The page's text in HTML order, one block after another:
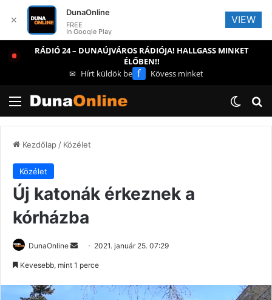
RÁDIÓ 24 – DUNAÚJVÁROS RÁDIÓJA! HALLGASS MINKET
ÉLŐBEN!!
✉ Hírt küldök be f Kövess minket
Menü
Kezdőlap/ Közélet
Közélet
Új katonák érkeznek a
kórházba
DunaOnline
Send 2021. január 25. 07:29
Kevesebb, mint 1 perce
✕
DunaOnline
FREE
In Google Play
VIEW